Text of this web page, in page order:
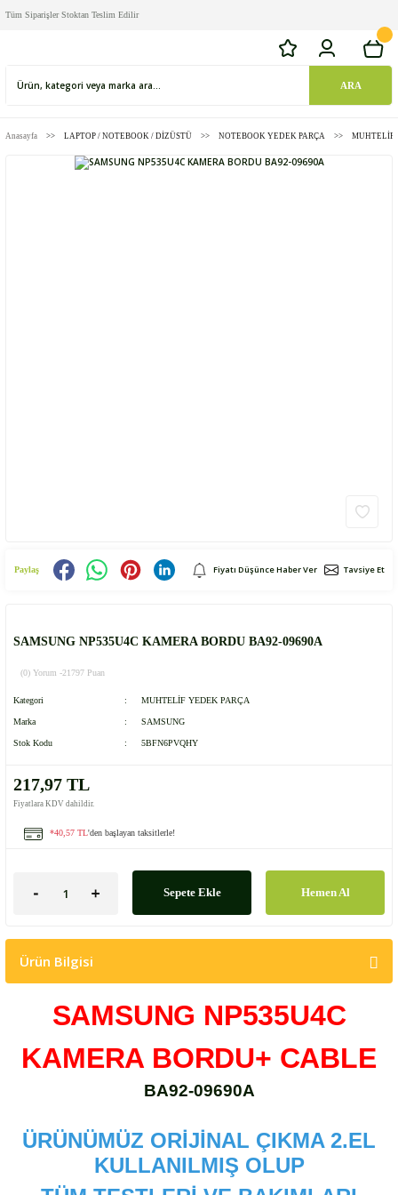
Tüm Siparişler Stoktan Teslim Edilir
ARA
Anasayfa LAPTOP / NOTEBOOK / DİZÜSTÜ NOTEBOOK YEDEK PARÇA MUHTELİF
Paylaş Fiyatı Düşünce Haber Ver Tavsiye Et
SAMSUNG NP535U4C KAMERA BORDU BA92-09690A
(0) Yorum -21797 Puan
Kategori MUHTELİF YEDEK PARÇA
Marka SAMSUNG
Stok Kodu 5BFN6PVQHY
217,97 TL
Fiyatlara KDV dahildir.
*40,57 TL'den başlayan taksitlerle!
Sepete Ekle Hemen Al
Ürün Bilgisi
SAMSUNG NP535U4C
KAMERA BORDU+ CABLE
BA92-09690A
ÜRÜNÜMÜZ ORİJİNAL ÇIKMA 2.EL
KULLANILMIŞ OLUP